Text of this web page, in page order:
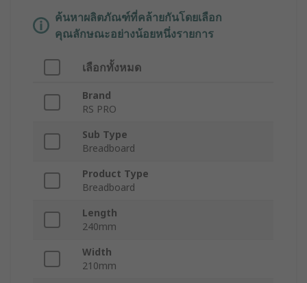
ค้นหาผลิตภัณฑ์ที่คล้ายกันโดยเลือก
คุณลักษณะอย่างน้อยหนึ่งรายการ
เลือกทั้งหมด
Brand
RS PRO
Sub Type
Breadboard
Product Type
Breadboard
Length
240mm
Width
210mm